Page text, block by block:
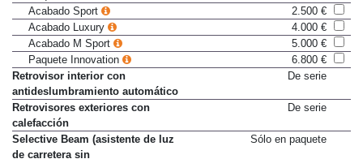
Paquete Executive Plus
2.100 €
Acabado Sport
2.500 €
Acabado Luxury
4.000 €
Acabado M Sport
5.000 €
Paquete Innovation
6.800 €
Retrovisor interior con
antideslumbramiento automático
Retrovisores exteriores con
calefacción
Selective Beam (asistente de luz